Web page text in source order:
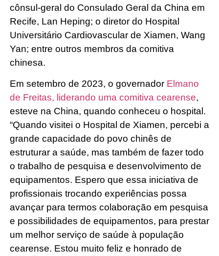
cônsul-geral do Consulado Geral da China em
Recife, Lan Heping; o diretor do Hospital
Universitário Cardiovascular de Xiamen, Wang
Yan; entre outros membros da comitiva
chinesa.
Em setembro de 2023, o governador Elmano
de Freitas, liderando uma comitiva cearense,
esteve na China, quando conheceu o hospital.
“Quando visitei o Hospital de Xiamen, percebi a
grande capacidade do povo chinês de
estruturar a saúde, mas também de fazer todo
o trabalho de pesquisa e desenvolvimento de
equipamentos. Espero que essa iniciativa de
profissionais trocando experiências possa
avançar para termos colaboração em pesquisa
e possibilidades de equipamentos, para prestar
um melhor serviço de saúde à população
cearense. Estou muito feliz e honrado de